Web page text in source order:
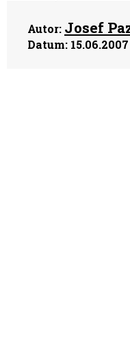
Autor: Josef
Datum: